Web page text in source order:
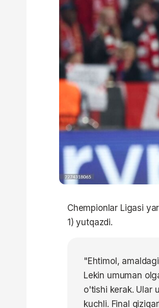
Chempionlar Ligasi
1) yutqazdi.
"Ehtimol,
Lekin umuman
o'tishi kerak. Ular
kuchli. Final